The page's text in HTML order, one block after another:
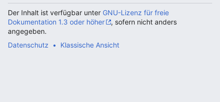
Der Inhalt ist verfügbar unter GNU-Lizenz für freie
Dokumentation 1.3 oder höher
, sofern nicht anders
angegeben.
Datenschutz
Klassische Ansicht